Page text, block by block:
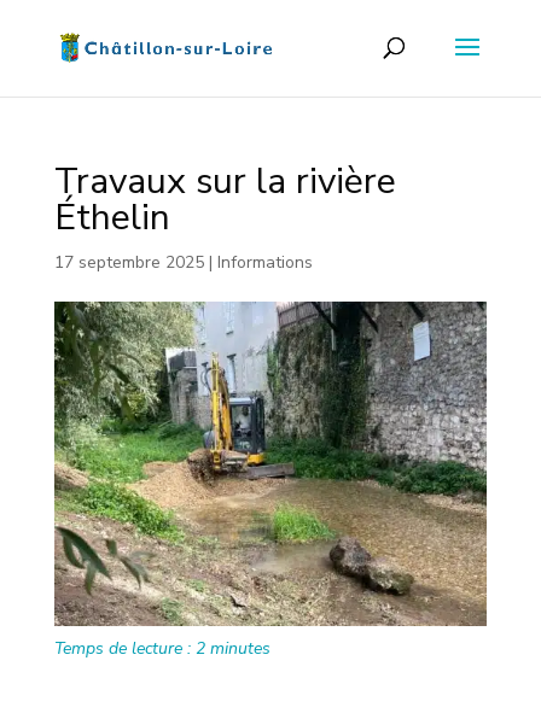
Travaux sur la rivière
Éthelin
17 septembre 2025| Informations
Temps de lecture : 2 minutes